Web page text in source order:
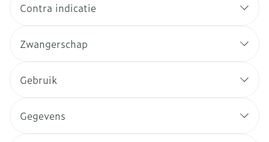
Contra indicatie
Zwangerschap
Gebruik
Gegevens